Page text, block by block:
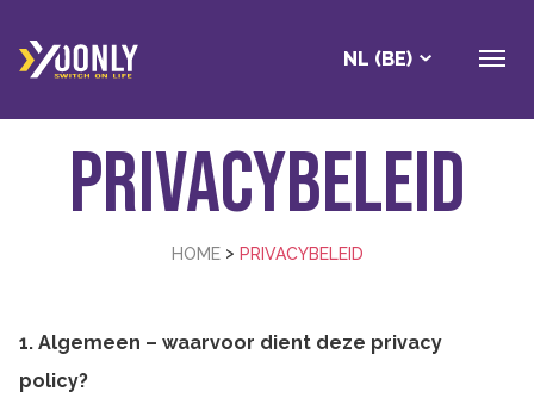
NL (BE)
Privacybeleid
HOME > PRIVACYBELEID
1. Algemeen – waarvoor dient deze privacy
policy?